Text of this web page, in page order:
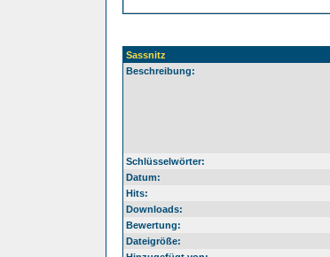
Sassnitz
Beschreibung:
Schlüsselwörter:
Datum:
Hits:
Downloads:
Bewertung:
Dateigröße: